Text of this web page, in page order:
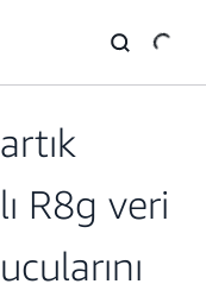
R8g veri